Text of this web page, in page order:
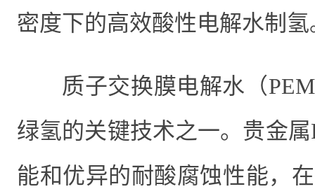
密度下的高效酸性电解水制氢
质子交换膜电解水（
绿氢的关键技术之一。贵金属
能和优异的耐酸腐蚀性能，